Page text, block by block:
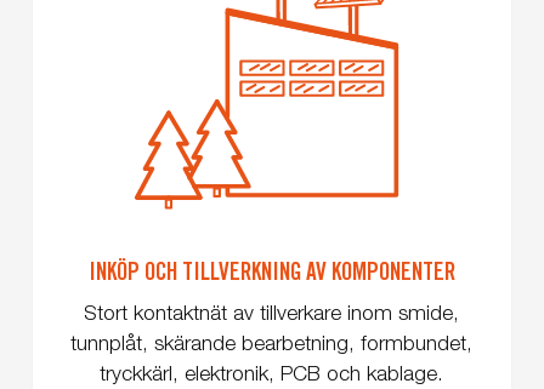
INKÖP OCH TILLVERKNING AV KOMPONENTER
Stort kontaktnät av tillverkare inom smide,
tunnplåt, skärande bearbetning, formbundet,
tryckkärl, elektronik, PCB och kablage.